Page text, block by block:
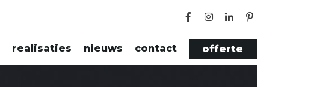
realisaties nieuws contact offerte